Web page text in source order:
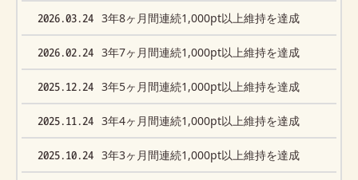
2026.03.24 3年8ヶ月間連続1,000pt以上維持を達成
2026.02.24 3年7ヶ月間連続1,000pt以上維持を達成
2025.12.24 3年5ヶ月間連続1,000pt以上維持を達成
2025.11.24 3年4ヶ月間連続1,000pt以上維持を達成
2025.10.24 3年3ヶ月間連続1,000pt以上維持を達成